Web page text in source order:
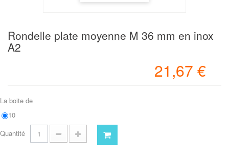
Rondelle plate moyenne M 36 mm en inox
A2
21,67 €
La boite de
10
Quantité